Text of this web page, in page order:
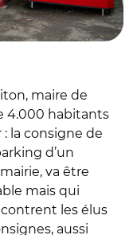
maire de
4.000 habitants
la consigne de
d’un
va être
mais qui
les élus
aussi